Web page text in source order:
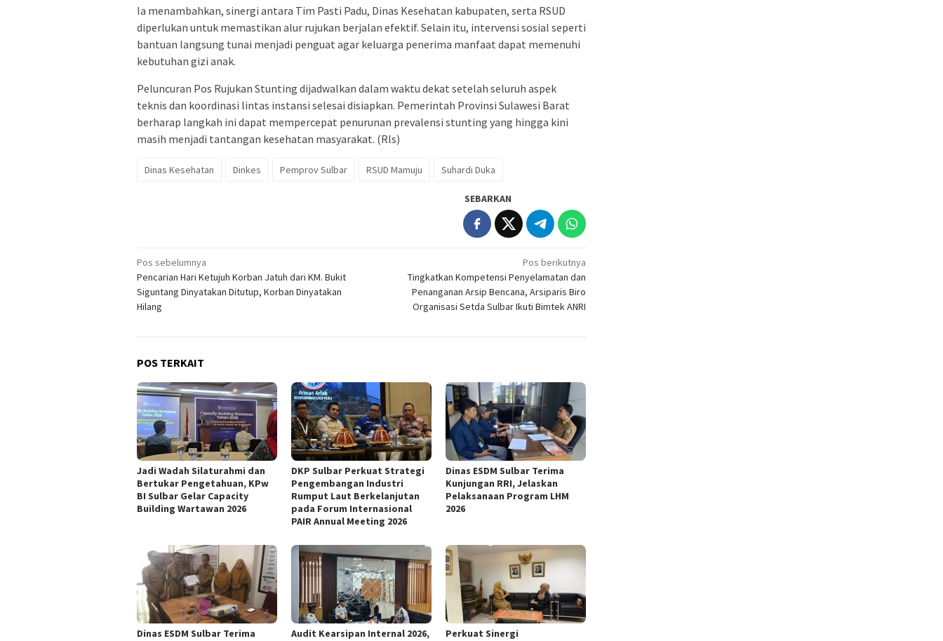
Ia menambahkan, sinergi antara Tim Pasti Padu, Dinas Kesehatan kabupaten, serta RSUD
diperlukan untuk memastikan alur rujukan berjalan efektif. Selain itu, intervensi sosial seperti
bantuan langsung tunai menjadi penguat agar keluarga penerima manfaat dapat memenuhi
kebutuhan gizi anak.
Peluncuran Pos Rujukan Stunting dijadwalkan dalam waktu dekat setelah seluruh aspek
teknis dan koordinasi lintas instansi selesai disiapkan. Pemerintah Provinsi Sulawesi Barat
berharap langkah ini dapat mempercepat penurunan prevalensi stunting yang hingga kini
masih menjadi tantangan kesehatan masyarakat. (Rls)
Dinas Kesehatan Dinkes Pemprov Sulbar RSUD Mamuju Suhardi Duka
SEBARKAN
Navigasi
pos
Pos sebelumnya
Pencarian Hari Ketujuh Korban Jatuh dari KM. Bukit
Siguntang Dinyatakan Ditutup, Korban Dinyatakan
Hilang
Pos berikutnya
Tingkatkan Kompetensi Penyelamatan dan
Penanganan Arsip Bencana, Arsiparis Biro
Organisasi Setda Sulbar Ikuti Bimtek ANRI
POS TERKAIT
Jadi Wadah Silaturahmi dan
Bertukar Pengetahuan, KPw
BI Sulbar Gelar Capacity
Building Wartawan 2026
DKP Sulbar Perkuat Strategi
Pengembangan Industri
Rumput Laut Berkelanjutan
pada Forum Internasional
PAIR Annual Meeting 2026
Dinas ESDM Sulbar Terima
Kunjungan RRI, Jelaskan
Pelaksanaan Program LHM
2026
Dinas ESDM Sulbar Terima
Audit Kearsipan Internal 2026,
Perkuat Sinergi